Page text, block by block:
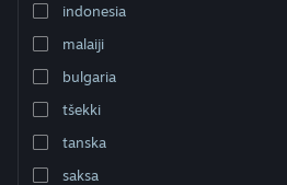
indonesia
malaiji
bulgaria
tšekki
tanska
saksa